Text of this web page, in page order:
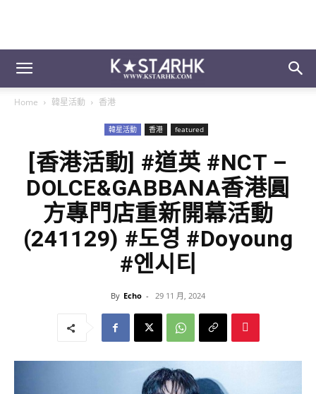
Home 韓星活動 香港
韓星活動 香港 featured
[香港活動] #道英 #NCT –
DOLCE&GABBANA香港圓
方專門店重新開幕活動
(241129) #도영 #Doyoung
#엔시티
By Echo - 29 11 月, 2024